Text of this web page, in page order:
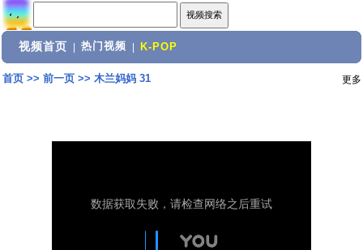
视频首页 热门视频 K-POP
首页>> 前一页>> 木兰妈妈 31 更多